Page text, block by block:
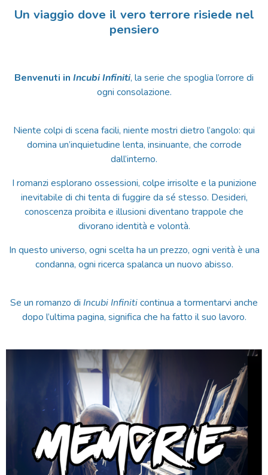
Un viaggio dove il vero terrore risiede nel
pensiero
Benvenuti in Incubi Infiniti, la serie che spoglia l’orrore di
ogni consolazione.
Niente colpi di scena facili, niente mostri dietro l’angolo: qui
domina un’inquietudine lenta, insinuante, che corrode
dall’interno.
I romanzi esplorano ossessioni, colpe irrisolte e la punizione
inevitabile di chi tenta di fuggire da sé stesso. Desideri,
conoscenza proibita e illusioni diventano trappole che
divorano identità e volontà.
In questo universo, ogni scelta ha un prezzo, ogni verità è una
condanna, ogni ricerca spalanca un nuovo abisso.
Se un romanzo di Incubi Infiniticontinua a tormentarvi anche
dopo l’ultima pagina, significa che ha fatto il suo lavoro.